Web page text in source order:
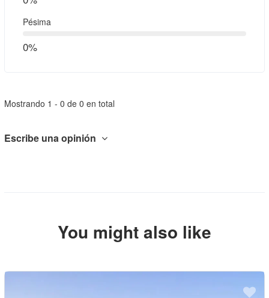
Pésima
0%
Mostrando 1 - 0 de 0 en total
Escribe una opinión
You might also like